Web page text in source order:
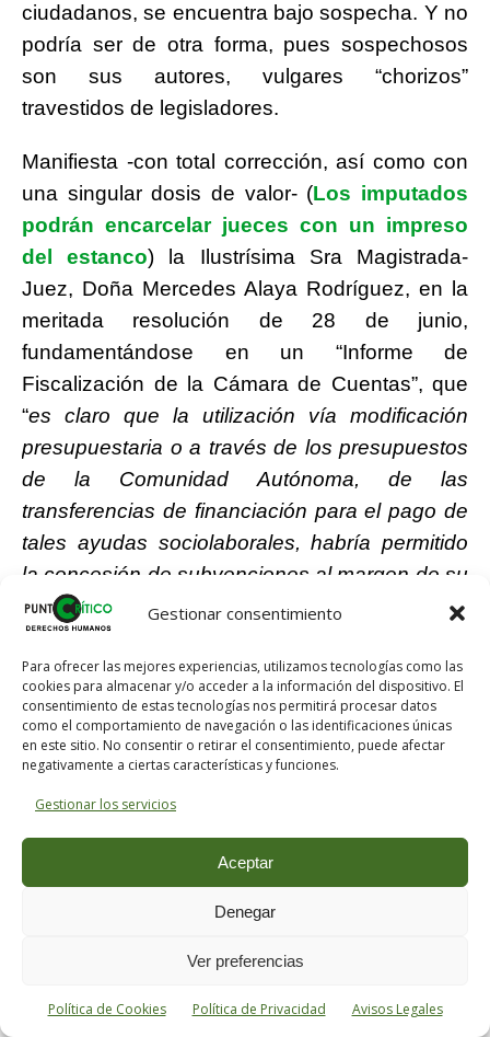
Gestionar consentimiento
Para ofrecer las mejores experiencias, utilizamos tecnologías como las
cookies para almacenar y/o acceder a la información del dispositivo. El
consentimiento de estas tecnologías nos permitirá procesar datos
como el comportamiento de navegación o las identificaciones únicas
en este sitio. No consentir o retirar el consentimiento, puede afectar
negativamente a ciertas características y funciones.
Gestionar los servicios
Aceptar
Denegar
Ver preferencias
Política de Cookies Política de Privacidad Avisos Legales
ciudadanos, se encuentra bajo sospecha. Y no
podría ser de otra forma, pues sospechosos
son sus autores, vulgares “chorizos”
travestidos de legisladores.
Manifiesta -con total corrección, así como con
una singular dosis de valor- (Los imputados
podrán encarcelar jueces con un impreso
del estanco) la Ilustrísima Sra Magistrada-
Juez, Doña Mercedes Alaya Rodríguez, en la
meritada resolución de 28 de junio,
fundamentándose en un “Informe de
Fiscalización de la Cámara de Cuentas”, que
“es claro que la utilización vía modificación
presupuestaria o a través de los presupuestos
de la Comunidad Autónoma, de las
transferencias de financiación para el pago de
tales ayudas sociolaborales, habría permitido
la concesión de subvenciones al margen de su
normativa reguladora, en la que se requiere la
fiscalización previa por parte de la Intervención.
Al hilo de lo anterior, se considera por esta
instructora que ha llegado el momento de dar
un paso cualitativo en la
instrucción y determinar la participación en los
hechos investigados de otras personas
Es decir, para la Ilustrísima Sra Dª Mercedes
Alaya, mientras sería el Gobierno -en este
caso- del partido Socialista, quien ejecutaría
andaluz, en este caso-, quien habría dictado
las leyes que posibilitarán tal comportamiento